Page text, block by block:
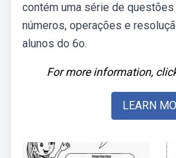
contém uma série de
números, operações e
alunos do 6o.
For more information,
LEARN